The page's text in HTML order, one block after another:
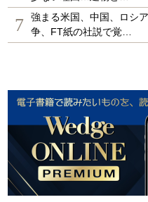
7
強まる米国、中国、ロシ
争、FT紙の社説で覚…